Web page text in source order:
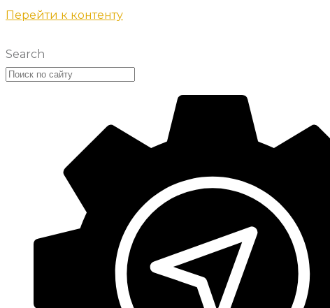
Перейти к контенту
Search